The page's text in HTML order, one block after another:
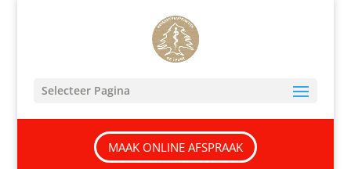
Selecteer Pagina
MAAK ONLINE AFSPRAAK